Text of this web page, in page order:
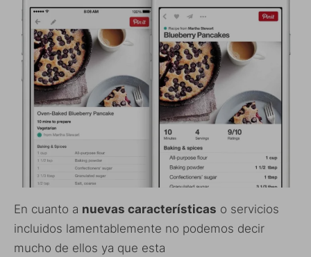
En cuanto a nuevas características o servicios
incluidos lamentablemente no podemos decir
mucho de ellos ya que esta